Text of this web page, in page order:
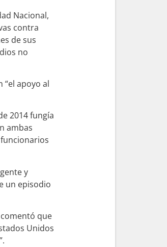
Nacional,
contra
de sus
no
apoyo al
2014 fungía
ambas
y
un episodio
que
Unidos